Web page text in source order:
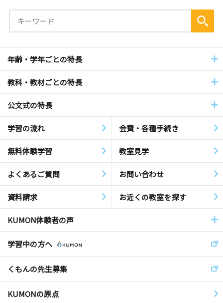
年齢・学年ごとの特長
教科・教材ごとの特長
公文式の特長
学習の流れ 会費・各種手続き
無料体験学習 教室見学
よくあるご質問 お問い合わせ
資料請求 お近くの教室を探す
KUMON体験者の声
学習中の方へ
くもんの先生募集
KUMONの原点